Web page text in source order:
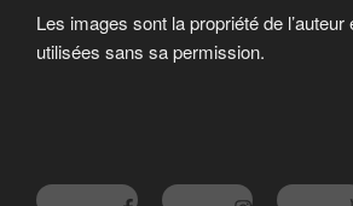
Les images sont la propriété de
utilisées sans sa permission.